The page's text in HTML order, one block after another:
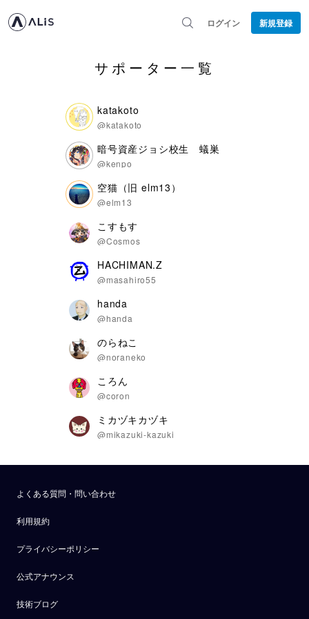
ログイン 新規登録
サポーター一覧
katakoto
@katakoto
暗号資産ジョシ校生 蟻巣
@kenpo
空猫（旧 elm13）
@elm13
こすもす
@Cosmos
HACHIMAN.Z
@masahiro55
handa
@handa
のらねこ
@noraneko
ころん
@coron
ミカヅキカヅキ
@mikazuki-kazuki
よくある質問・問い合わせ
利用規約
プライバシーポリシー
公式アナウンス
技術ブログ